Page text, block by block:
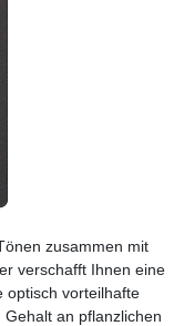
zusammen mit
verschafft Ihnen eine
optisch vorteilhafte
an pflanzlichen